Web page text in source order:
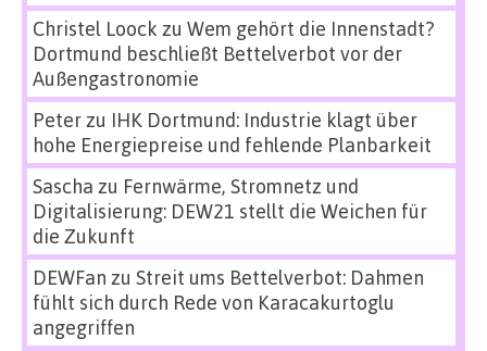
Christel Loock zu Wem gehört die Innenstadt?
Dortmund beschließt Bettelverbot vor der
Außengastronomie
Peterzu IHK Dortmund: Industrie klagt über
hohe Energiepreise und fehlende Planbarkeit
Sascha zu Fernwärme, Stromnetz und
Digitalisierung: DEW21 stellt die Weichen für
die Zukunft
DEWFan zu Streit ums Bettelverbot: Dahmen
fühlt sich durch Rede von Karacakurtoglu
angegriffen